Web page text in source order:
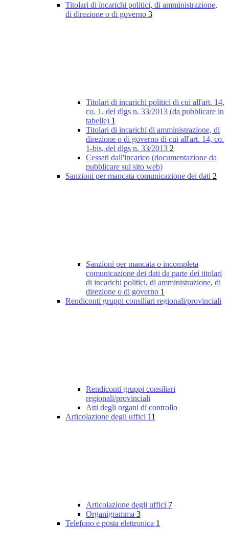
Titolari di incarichi politici, di amministrazione,
di direzione o di governo 3
Titolari di incarichi politici di cui all'art. 14,
co. 1, del dlgs n. 33/2013 (da pubblicare in
tabelle) 1
Titolari di incarichi di amministrazione, di
direzione o di governo di cui all'art. 14, co.
1-bis, del dlgs n. 33/2013 2
Cessati dall'incarico (documentazione da
pubblicare sul sito web)
Sanzioni per mancata comunicazione dei dati 2
Sanzioni per mancata o incompleta
comunicazione dei dati da parte dei titolari
di incarichi politici, di amministrazione, di
direzione o di governo 1
Rendiconti gruppi consiliari regionali/provinciali
Rendiconti gruppi consiliari
regionali/provinciali
Atti degli organi di controllo
Articolazione degli uffici 11
Articolazione degli uffici 7
Organigramma 3
Telefono e posta elettronica 1